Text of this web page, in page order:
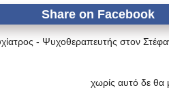
- Ψυχοθεραπευτής στον
χωρίς αυτό δε θα